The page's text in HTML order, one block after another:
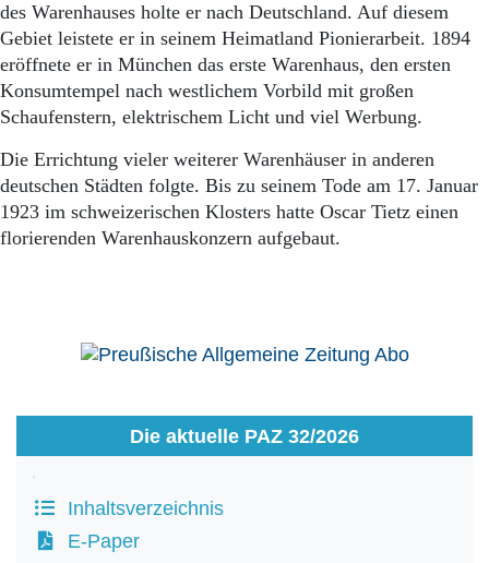
des Warenhauses holte er nach Deutschland. Auf diesem
Gebiet leistete er in seinem Heimatland Pio­nier­ar­beit. 1894
eröffnete er in München das erste Warenhaus, den ersten
Kon­sum­tempel nach westlichem Vorbild mit großen
Schaufenstern, elektrischem Licht und viel Werbung.
Die Errichtung vieler weiterer Warenhäuser in anderen
deutschen Städten folgte. Bis zu seinem Tode am 17. Januar
1923 im schweizerischen Klosters hatte Oscar Tietz einen
florierenden Warenhauskonzern aufgebaut.
Die aktuelle PAZ 32/2026
Inhaltsverzeichnis
E-Paper